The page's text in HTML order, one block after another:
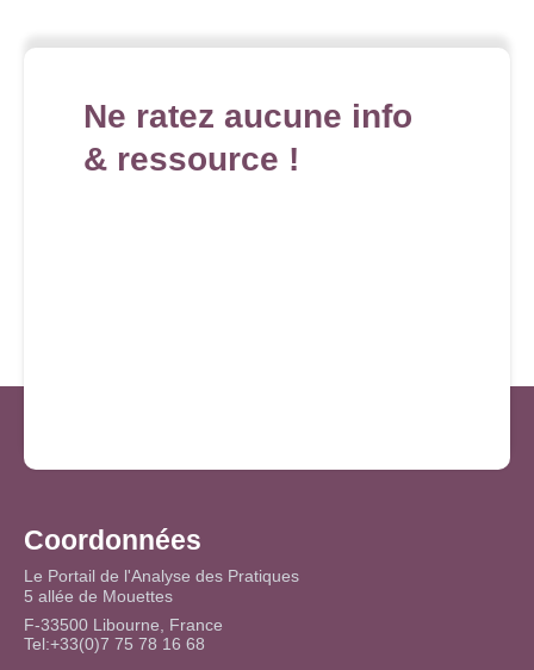
Ne ratez aucune info
& ressource !
Coordonnées
Le Portail de l'Analyse des Pratiques
5 allée de Mouettes
F-33500 Libourne, France
Tel:+33(0)7 75 78 16 68